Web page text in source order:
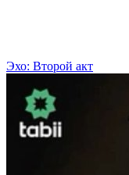
Эхо: Второй акт